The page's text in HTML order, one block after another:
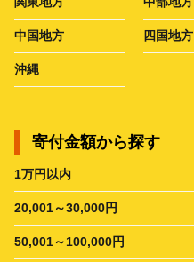
中国地方 四国地方
沖縄
寄付金額から探す
1万円以内
20,001～30,000円
50,001～100,000円